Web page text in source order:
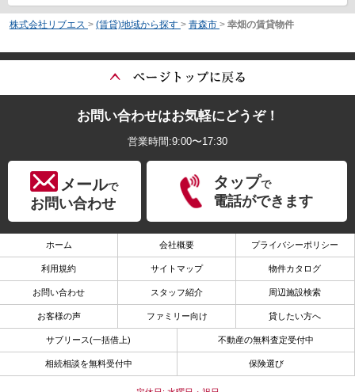
株式会社リブエス > (賃貸)地域から探す > 青森市 > 幸畑の賃貸物件
お問い合わせはお気軽にどうぞ！
営業時間:9:00〜17:30
メールで
お問い合わせ
タップで
電話ができます
ホーム 会社概要 プライバシーポリシー
利用規約 サイトマップ 物件カタログ
お問い合わせ スタッフ紹介 周辺施設検索
お客様の声 ファミリー向け 貸したい方へ
サブリース(一括借上) 不動産の無料査定受付中
相続相談を無料受付中 保険選び